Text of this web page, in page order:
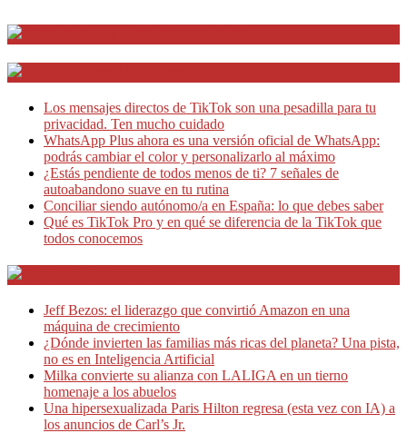
Los mensajes directos de TikTok son una pesadilla para tu
privacidad. Ten mucho cuidado
WhatsApp Plus ahora es una versión oficial de WhatsApp:
podrás cambiar el color y personalizarlo al máximo
¿Estás pendiente de todos menos de ti? 7 señales de
autoabandono suave en tu rutina
Conciliar siendo autónomo/a en España: lo que debes saber
Qué es TikTok Pro y en qué se diferencia de la TikTok que
todos conocemos
Jeff Bezos: el liderazgo que convirtió Amazon en una
máquina de crecimiento
¿Dónde invierten las familias más ricas del planeta? Una pista,
no es en Inteligencia Artificial
Milka convierte su alianza con LALIGA en un tierno
homenaje a los abuelos
Una hipersexualizada Paris Hilton regresa (esta vez con IA) a
los anuncios de Carl’s Jr.